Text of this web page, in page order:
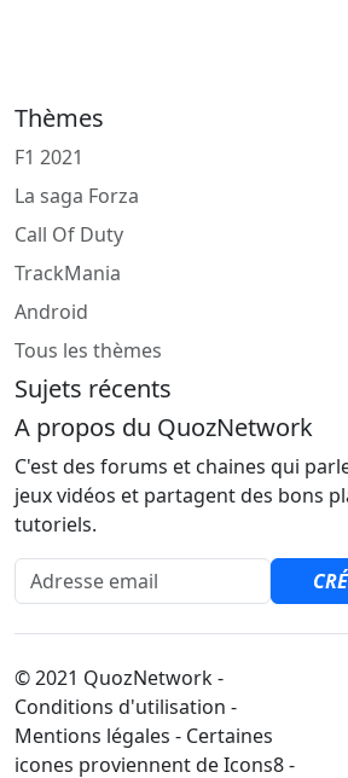
Thèmes
F1 2021
La saga Forza
Call Of Duty
TrackMania
Android
Tous les thèmes
Sujets récents
A propos du QuozNetwork
C'est des forums et chaines qui
jeux vidéos et partagent des bons
tutoriels.
Adresse email
© 2021 QuozNetwork -
Conditions d'utilisation -
Mentions légales - Certaines
icones proviennent de Icons8 -